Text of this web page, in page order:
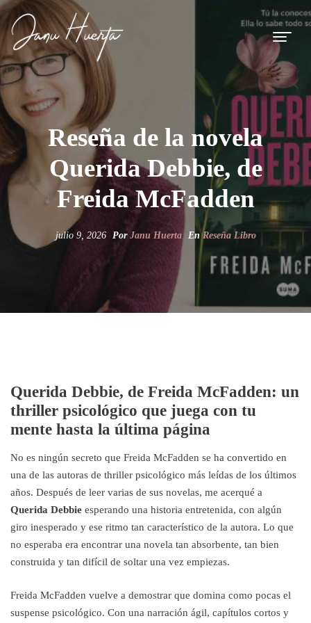
Reseña de la novela
Querida Debbie, de
Freida McFadden
julio 9, 2026 Por Janu Huerta EnReseña Libro
Querida Debbie, de Freida McFadden: un
thriller psicológico que juega con tu
mente hasta la última página
No es ningún secreto que Freida McFadden se ha convertido en
una de las autoras de thriller psicológico más leídas de los últimos
años. Después de leer varias de sus novelas, me acerqué a
Querida Debbie esperando una historia entretenida, con algún
giro inesperado y ese ritmo tan característico de la autora. Lo que
no esperaba era encontrar una novela tan absorbente, tan bien
construida y tan difícil de soltar una vez empiezas.
Freida McFadden vuelve a demostrar que domina como pocas el
suspense psicológico. Con una narración ágil, capítulos cortos y